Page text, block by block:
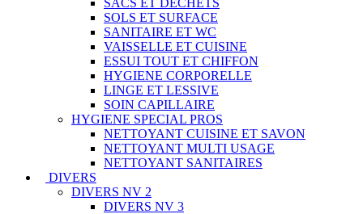
SOLS ET SURFACE
SANITAIRE ET WC
VAISSELLE ET CUISINE
ESSUI TOUT ET CHIFFON
HYGIENE CORPORELLE
LINGE ET LESSIVE
SOIN CAPILLAIRE
HYGIENE SPECIAL PROS
NETTOYANT CUISINE ET SAVON
NETTOYANT MULTI USAGE
NETTOYANT SANITAIRES
DIVERS
DIVERS NV 2
DIVERS NV 3